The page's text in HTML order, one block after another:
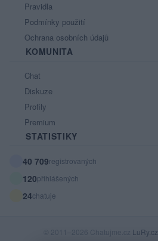
Pravidla
Podmínky použití
Ochrana osobních údajů
KOMUNITA
Chat
Diskuze
Profily
Premium
STATISTIKY
40 709registrovaných
120přihlášených
24chatuje
© 2011–2026 Chatujme.cz LuRy.cz